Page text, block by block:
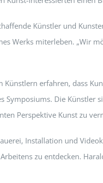
Künstler und
Werks miterleben. „Wir
erfahren, dass
Symposiums. Die
Perspektive Kunst zu
Installation und
zu entdecken.